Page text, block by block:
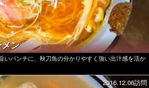
ン
いパンチに、秋刀魚の分かりやすく強い出汁感を活か
2016.12.06訪問